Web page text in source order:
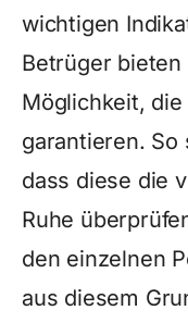
wichtigen
Betrüger bieten
Möglichkeit,
garantieren.
dass diese die
Ruhe
den einzelnen
aus diesem